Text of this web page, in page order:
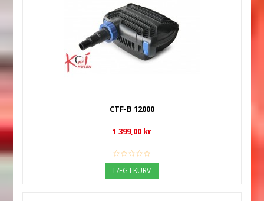
CTF-B 12000
1 399,00 kr
LÆG I KURV